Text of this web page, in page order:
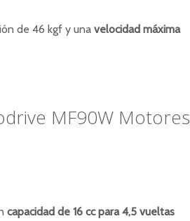
de 46 kgf y una velocidad máxima
MF90W Motores
capacidad de 16 cc para 4,5 vueltas